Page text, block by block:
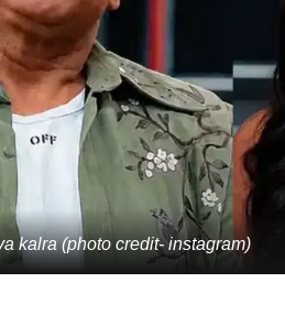
kalra (photo credit- instagram)